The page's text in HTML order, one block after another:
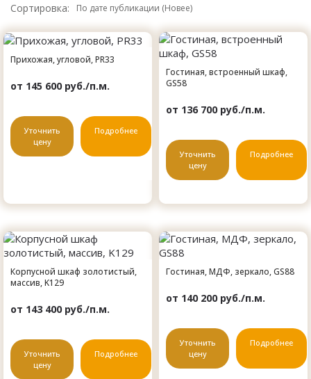
Сортировка:
Прихожая, угловой, PR33
от 145 600 руб./п.м.
Уточнить
цену
Подробнее
Гостиная, встроенный шкаф,
GS58
от 136 700 руб./п.м.
Уточнить
цену
Подробнее
Корпусной шкаф золотистый,
массив, K129
от 143 400 руб./п.м.
Уточнить
цену
Подробнее
Гостиная, МДФ, зеркало, GS88
от 140 200 руб./п.м.
Уточнить
цену
Подробнее